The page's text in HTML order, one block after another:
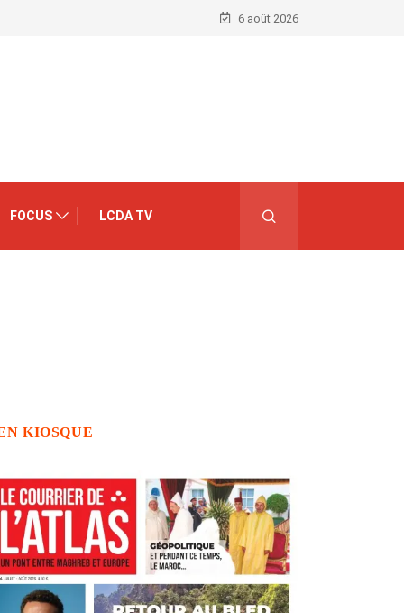
6 août 2026
FOCUS LCDA TV
KIOSQUE